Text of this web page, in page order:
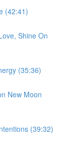
(42:41)
Shine On
(35:36)
New Moon
(39:32)